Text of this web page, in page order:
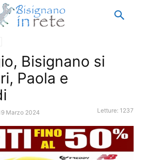
Bisignano si
Paola e
Marzo 2024 Letture: 1237